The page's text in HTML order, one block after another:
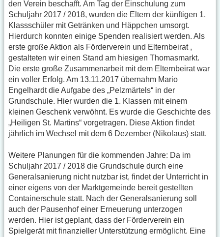
den Verein beschafft. Am Tag der Einschulung zum
Schuljahr 2017 / 2018, wurden die Eltern der künftigen 1.
Klassschüler mit Getränken und Häppchen umsorgt.
Hierdurch konnten einige Spenden realisiert werden. Als
erste große Aktion als Förderverein und Elternbeirat ,
gestalteten wir einen Stand am hiesigen Thomasmarkt.
Die erste große Zusammenarbeit mit dem Elternbeirat war
ein voller Erfolg. Am 13.11.2017 übernahm Mario
Engelhardt die Aufgabe des „Pelzmärtels“ in der
Grundschule. Hier wurden die 1. Klassen mit einem
kleinen Geschenk verwöhnt. Es wurde die Geschichte des
„Heiligen St. Martins“ vorgetragen. Diese Aktion findet
jährlich im Wechsel mit dem 6 Dezember (Nikolaus) statt.
Weitere Planungen für die kommenden Jahre: Da im
Schuljahr 2017 / 2018 die Grundschule durch eine
Generalsanierung nicht nutzbar ist, findet der Unterricht in
einer eigens von der Marktgemeinde bereit gestellten
Containerschule statt. Nach der Generalsanierung soll
auch der Pausenhof einer Erneuerung unterzogen
werden. Hier ist geplant, dass der Förderverein ein
Spielgerät mit finanzieller Unterstützung ermöglicht. Eine